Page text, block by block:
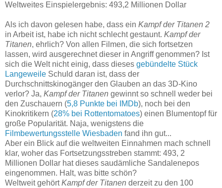
Weltweites Einspielergebnis: 493,2 Millionen Dollar
Als ich davon gelesen habe, dass ein Kampf der Titanen 2
in Arbeit ist, habe ich nicht schlecht gestaunt. Kampf der
Titanen, ehrlich? Von allen Filmen, die sich fortsetzen
lassen, wird ausgerechnet dieser in Angriff genommen? Ist
sich die Welt nicht einig, dass dieses gebündelte Stück
Langeweile Schuld daran ist, dass der
Durchschnittskinogänger den Glauben an das 3D-Kino
verlor? Ja, Kampf der Titanen gewinnt so schnell weder bei
den Zuschauern (5,8 Punkte bei IMDb), noch bei den
Kinokritikern (28% bei Rottentomatoes) einen Blumentopf für
große Popularität. Naja, wenigstens die
Filmbewertungsstelle Wiesbaden fand ihn gut...
Aber ein Blick auf die weltweiten Einnahmen mach schnell
klar, woher das Fortsetzungsstreben stammt: 493, 2
Millionen Dollar hat dieses saudämliche Sandalenepos
eingenommen. Halt, was bitte schön?
Weltweit gehörtKampf der Titanen derzeit zu den 100